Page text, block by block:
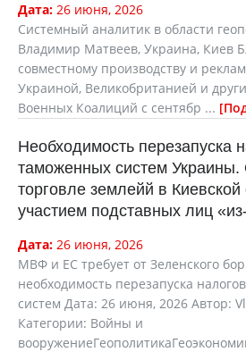
Дата: 26 июня, 2026
Системный аналитик в области
Владимир Матвеев, Украина, Киев
совместному производству и
Украиной, Великобританией и
Военных Коалиций с сентябр ...
Необходимость перезапуска
таможенных систем Украины.
торговле землейй в Киевской
участием подставных лиц
Дата: 26 июня, 2026
МВФ и ЕС требует от Зеленского
необходимость перезапуска
систем Дата: 26 июня, 2026 Автор:
Категории: Войны и